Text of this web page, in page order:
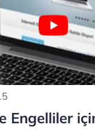
Engelliler